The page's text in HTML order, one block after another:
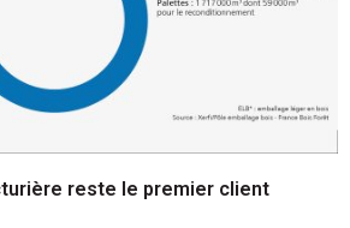
reste le premier client